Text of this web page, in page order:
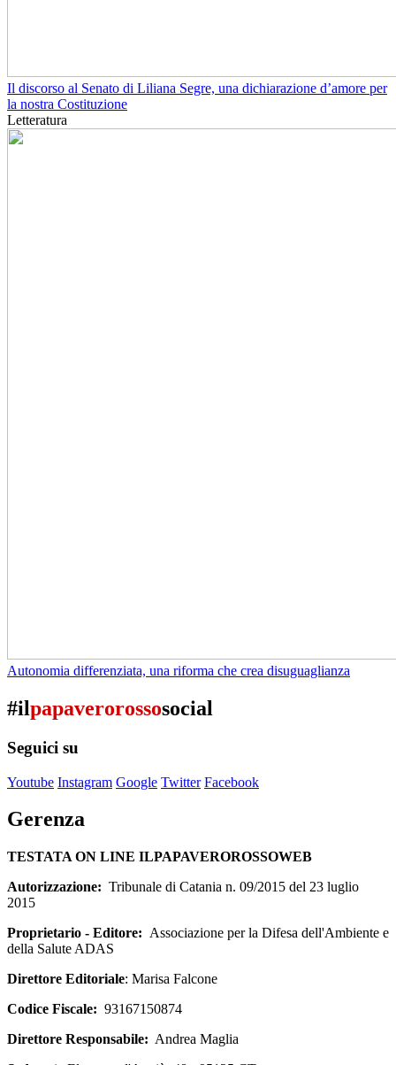
Il discorso al Senato di Liliana Segre, una dichiarazione d’amore per
la nostra Costituzione
Letteratura
Autonomia differenziata, una riforma che crea disuguaglianza
#ilpapaverorossosocial
Seguici su
Youtube Instagram Google Twitter Facebook
Gerenza
TESTATA ON LINE ILPAPAVEROROSSOWEB
Autorizzazione: Tribunale di Catania n. 09/2015 del 23 luglio
2015
Proprietario - Editore: Associazione per la Difesa dell'Ambiente e
della Salute ADAS
Direttore Editoriale: Marisa Falcone
Codice Fiscale: 93167150874
Direttore Responsabile: Andrea Maglia